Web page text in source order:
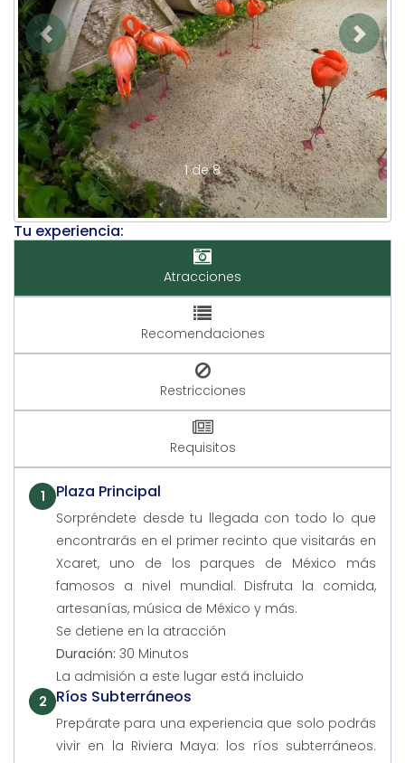
1 de 8
Previous Next
Tu experiencia:
Atracciones
Recomendaciones
Restricciones
Requisitos
1 Plaza Principal
Sorpréndete desde tu llegada con todo lo que
encontrarás en el primer recinto que visitarás en
Xcaret, uno de los parques de México más
famosos a nivel mundial. Disfruta la comida,
artesanías, música de México y más.
Se detiene en la atracción
Duración: 30 Minutos
La admisión a este lugar está incluido
2 Ríos Subterráneos
Prepárate para una experiencia que solo podrás
vivir en la Riviera Maya: los ríos subterráneos.